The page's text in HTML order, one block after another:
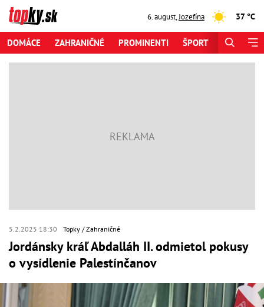
6. august,Jozefína 37 °C
DOMÁCE ZAHRANIČNÉ PROMINENTI ŠPORT
5.2.2025 18:30 Topky Zahraničné
Jordánsky kráľ Abdalláh II. odmietol pokusy
o vysídlenie Palestínčanov